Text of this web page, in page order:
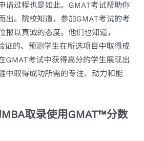
请过程也是如此。GMAT考试帮助你
出。院校知道，参加GMAT考试的考
报以真诚的态度。他们也知道，
证的、预测学生在所选项目中取得成
GMAT考试中获得高分的学生展现出
中取得成功所需的专注、动力和能
取录使用GMAT™分数